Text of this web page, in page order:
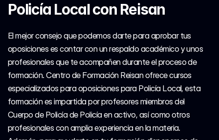
Policía Local con Reisan
El mejor consejo que podemos darte para aprobar tus
oposiciones es contar con un respaldo académico y unos
profesionales que te acompañen durante el proceso de
formación. Centro de Formación Reisan ofrece cursos
especializados para oposiciones para Policía Local, esta
formación es impartida por profesores miembros del
Cuerpo de Policía de Policía en activo, así como otros
profesionales con amplia experiencia en la materia.